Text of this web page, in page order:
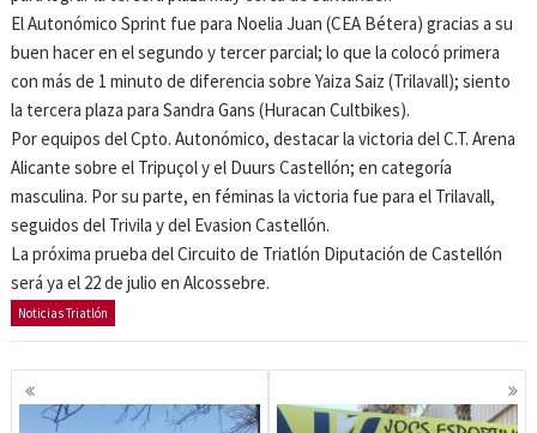
El Autonómico Sprint fue para Noelia Juan (CEA Bétera) gracias a su
buen hacer en el segundo y tercer parcial; lo que la colocó primera
con más de 1 minuto de diferencia sobre Yaiza Saiz (Trilavall); siento
la tercera plaza para Sandra Gans (Huracan Cultbikes).
Por equipos del Cpto. Autonómico, destacar la victoria del C.T. Arena
Alicante sobre el Tripuçol y el Duurs Castellón; en categoría
masculina. Por su parte, en féminas la victoria fue para el Trilavall,
seguidos del Trivila y del Evasion Castellón.
La próxima prueba del Circuito de Triatlón Diputación de Castellón
será ya el 22 de julio en Alcossebre.
Noticias Triatlón
Navegación
de